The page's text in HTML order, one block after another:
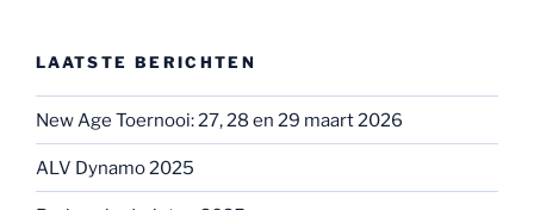
LAATSTE BERICHTEN
New Age Toernooi: 27, 28 en 29 maart 2026
ALV Dynamo 2025